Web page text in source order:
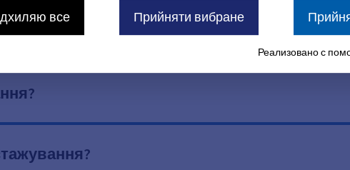
все Прийняти вибране
Реализовано с